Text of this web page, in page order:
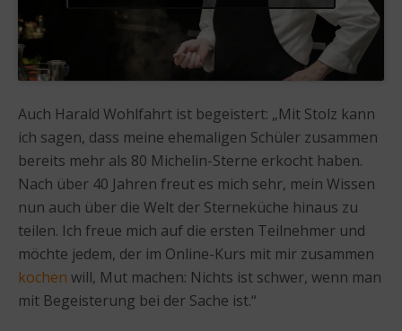
Auch Harald Wohlfahrt ist begeistert: „Mit Stolz kann
ich sagen, dass meine ehemaligen Schüler zusammen
bereits mehr als 80 Michelin-Sterne erkocht haben.
Nach über 40 Jahren freut es mich sehr, mein Wissen
nun auch über die Welt der Sterneküche hinaus zu
teilen. Ich freue mich auf die ersten Teilnehmer und
möchte jedem, der im Online-Kurs mit mir zusammen
kochen will, Mut machen: Nichts ist schwer, wenn man
mit Begeisterung bei der Sache ist.“